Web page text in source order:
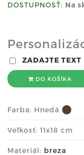
DOSTUPNOSŤ: Na
ZADAJTE TEXT
DO KOŠÍKA
Farba: Hnedá
Veľkosť: 11x18 cm
Materiál: breza